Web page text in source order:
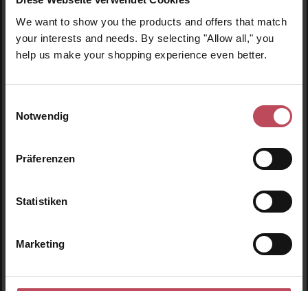
We want to show you the products and offers that match
your interests and needs. By selecting "Allow all," you
help us make your shopping experience even better.
Notwendig
Präferenzen
Statistiken
Marketing
Produktgalerie überspringen
Ähnliche Produkte